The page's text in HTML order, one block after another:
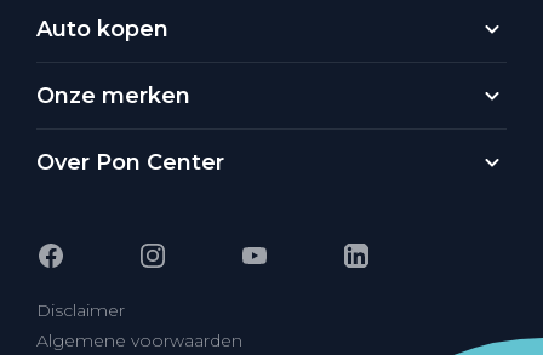
Auto kopen
Onze merken
Over Pon Center
Disclaimer
Algemene voorwaarden